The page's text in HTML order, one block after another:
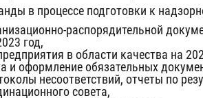
в процессе подготовки к
распорядительной
год,
в области качества на
и оформление обязательных
несоответствий, отчеты по
совета,